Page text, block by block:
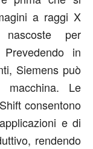
a raggi X
per
in
Siemens può
Le
consentono
e di
rendendo